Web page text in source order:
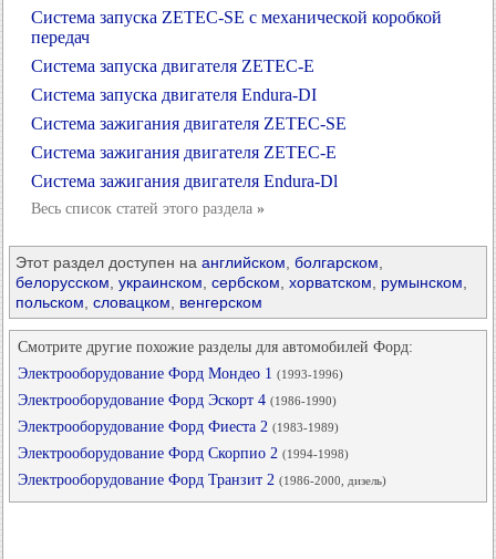
Система запуска ZETEC-SE с механической коробкой
передач
Система запуска двигателя ZETEC-E
Система запуска двигателя Endura-DI
Система зажигания двигателя ZETEC-SE
Система зажигания двигателя ZETEC-E
Система зажигания двигателя Endura-Dl
Весь список статей этого раздела »
Этот раздел доступен на английском болгарском
белорусском украинском сербском хорватском румынском
польском словацком венгерском
Смотрите другие похожие разделы для автомобилей Форд:
Электрооборудование Форд Мондео 1 (1993-1996)
Электрооборудование Форд Эскорт 4 (1986-1990)
Электрооборудование Форд Фиеста 2 (1983-1989)
Электрооборудование Форд Скорпио 2 (1994-1998)
Электрооборудование Форд Транзит 2 (1986-2000, дизель)